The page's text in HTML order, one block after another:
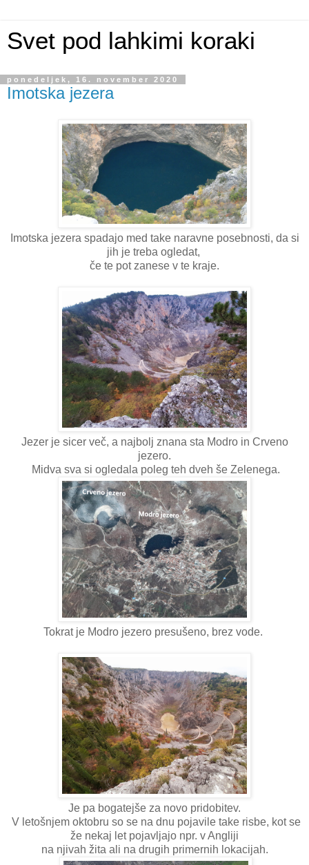
Svet pod lahkimi koraki
ponedeljek, 16. november 2020
Imotska jezera
Imotska jezera spadajo med take naravne posebnosti, da si
jih je treba ogledat,
če te pot zanese v te kraje.
Jezer je sicer več, a najbolj znana sta Modro in Crveno
jezero.
Midva sva si ogledala poleg teh dveh še Zelenega.
Tokrat je Modro jezero presušeno, brez vode.
Je pa bogatejše za novo pridobitev.
V letošnjem oktobru so se na dnu pojavile take risbe, kot se
že nekaj let pojavljajo npr. v Angliji
na njivah žita ali na drugih primernih lokacijah.